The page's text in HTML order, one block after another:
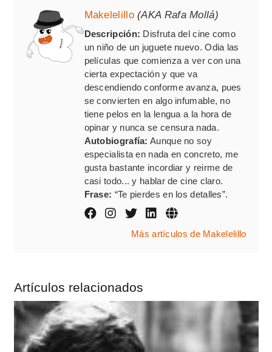
Makelelillo (AKA Rafa Mollá)
Descripción: Disfruta del cine como
un niño de un juguete nuevo. Odia las
películas que comienza a ver con una
cierta expectación y que va
descendiendo conforme avanza, pues
se convierten en algo infumable, no
tiene pelos en la lengua a la hora de
opinar y nunca se censura nada.
Autobiografía: Aunque no soy
especialista en nada en concreto, me
gusta bastante incordiar y reirme de
casi todo... y hablar de cine claro.
Frase: “Te pierdes en los detalles”.
Más artículos de Makelelillo
Artículos relacionados